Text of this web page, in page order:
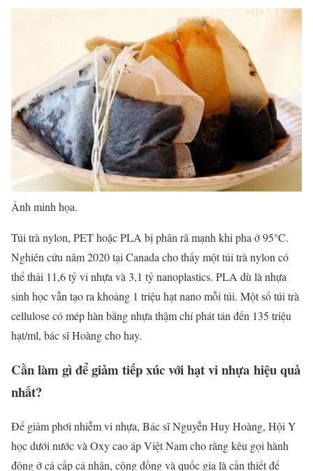
Ảnh minh họa.
Túi trà nylon, PET hoặc PLA bị phân rã mạnh khi pha ở 95°C.
Nghiên cứu năm 2020 tại Canada cho thấy một túi trà nylon có
thể thải 11,6 tỷ vi nhựa và 3,1 tỷ nanoplastics. PLA dù là nhựa
sinh học vẫn tạo ra khoảng 1 triệu hạt nano mỗi túi. Một số túi trà
cellulose có mép hàn bằng nhựa thậm chí phát tán đến 135 triệu
hạt/ml, bác sĩ Hoàng cho hay.
Cần làm gì để giảm tiếp xúc vớihạt vi nhựa hiệu quả
nhất?
Để giảm phơi nhiễm vi nhựa, Bác sĩ Nguyễn Huy Hoàng, Hội Y
học dưới nước và Oxy cao áp Việt Nam cho rằng kêu gọi hành
động ở cả cấp cá nhân, cộng đồng và quốc gia là cần thiết để